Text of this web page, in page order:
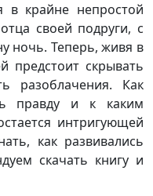
в крайне непростой
своей подруги, с
ночь. Теперь, живя в
предстоит скрывать
разоблачения. Как
правду и к каким
интригующей
как развивались
скачать книгу и